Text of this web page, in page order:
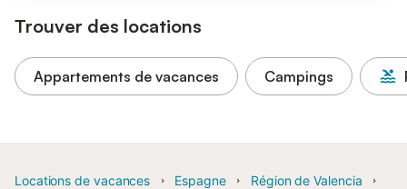
Trouver des locations
Appartements de vacances Campings
Locations de vacances Espagne
Région de Valencia